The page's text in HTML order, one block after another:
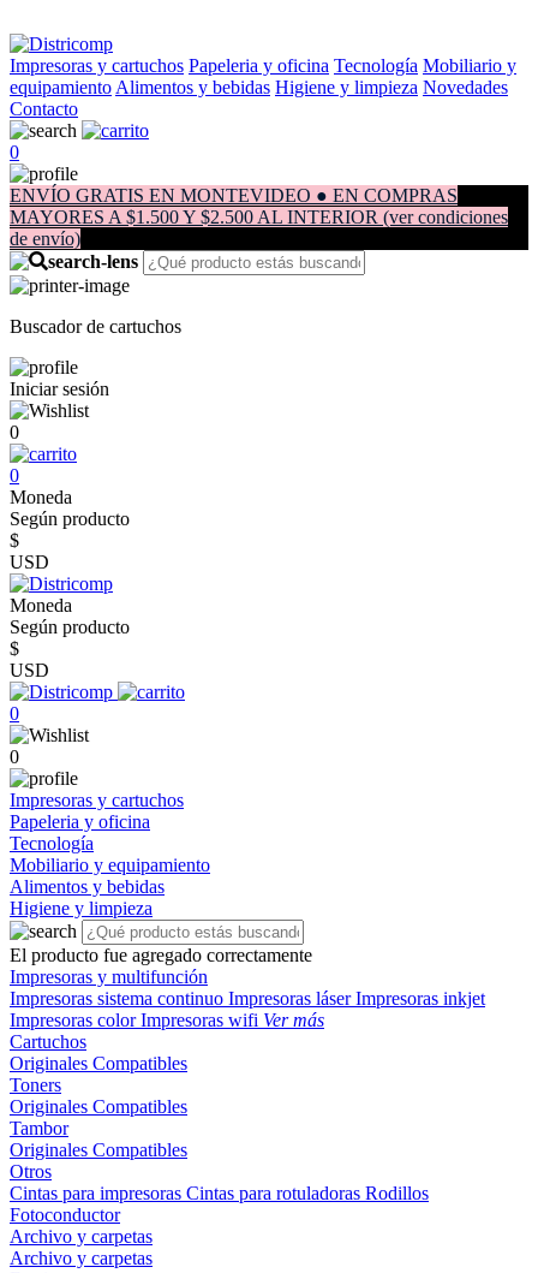
Impresoras y cartuchos Papeleria y oficina Tecnología Mobiliario y
equipamiento Alimentos y bebidas Higiene y limpieza Novedades
Contacto
0
ENVÍO GRATIS EN MONTEVIDEO ● EN COMPRAS
MAYORES A $1.500 Y $2.500 AL INTERIOR (ver condiciones
de envío)
Buscador de cartuchos
Iniciar sesión
0
0
Moneda
Según producto
$
USD
Moneda
Según producto
$
USD
0
0
Impresoras y cartuchos
Papeleria y oficina
Tecnología
Mobiliario y equipamiento
Alimentos y bebidas
Higiene y limpieza
El producto fue agregado correctamente
Impresoras y multifunción
Impresoras sistema continuo Impresoras láserImpresoras inkjet
Impresoras colorImpresoras wifi Ver más
Cartuchos
Originales Compatibles
Toners
Originales Compatibles
Tambor
Originales Compatibles
Otros
Cintas para impresoras Cintas para rotuladoras Rodillos
Fotoconductor
Archivo y carpetas
Archivo y carpetas